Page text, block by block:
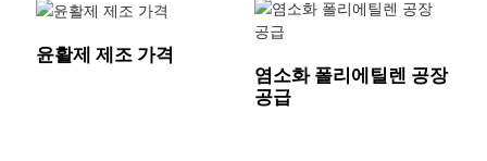
윤활제 제조 가격
염소화 폴리에틸렌 공장
공급